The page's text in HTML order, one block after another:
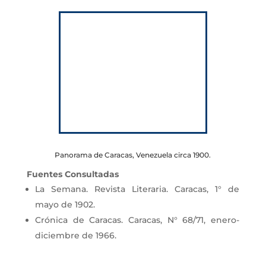
Panorama de Caracas, Venezuela circa 1900.
Fuentes Consultadas
La Semana. Revista Literaria. Caracas, 1° de
mayo de 1902.
Crónica de Caracas. Caracas, N° 68/71, enero-
diciembre de 1966.